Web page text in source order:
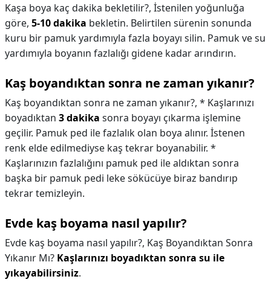
Kaşa boya kaç dakika bekletilir?, İstenilen yoğunluğa
göre, 5-10 dakika bekletin. Belirtilen sürenin sonunda
kuru bir pamuk yardımıyla fazla boyayı silin. Pamuk ve su
yardımıyla boyanın fazlalığı gidene kadar arındırın.
Kaş boyandıktan sonra ne zaman yıkanır?
Kaş boyandıktan sonra ne zaman yıkanır?, * Kaşlarınızı
boyadıktan 3 dakika sonra boyayı çıkarma işlemine
geçilir. Pamuk ped ile fazlalık olan boya alınır. İstenen
renk elde edilmediyse kaş tekrar boyanabilir. *
Kaşlarınızın fazlalığını pamuk ped ile aldıktan sonra
başka bir pamuk pedi leke sökücüye biraz bandırıp
tekrar temizleyin.
Evde kaş boyama nasıl yapılır?
Evde kaş boyama nasıl yapılır?, Kaş Boyandıktan Sonra
Yıkanır Mı? Kaşlarınızı boyadıktan sonra su ile
yıkayabilirsiniz.